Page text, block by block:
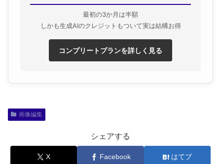
最初の3か月は半額
しかも生成AIのクレジットもついて実は結構お得
コンプリートプランを詳しく見る
画像編集
シェアする
X Facebook はてブ